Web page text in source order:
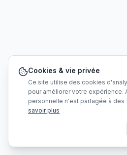
Cookies & vie privée
Ce site utilise des cookies
pour améliorer votre expérience.
personnelle n'est partagée à des
savoir plus